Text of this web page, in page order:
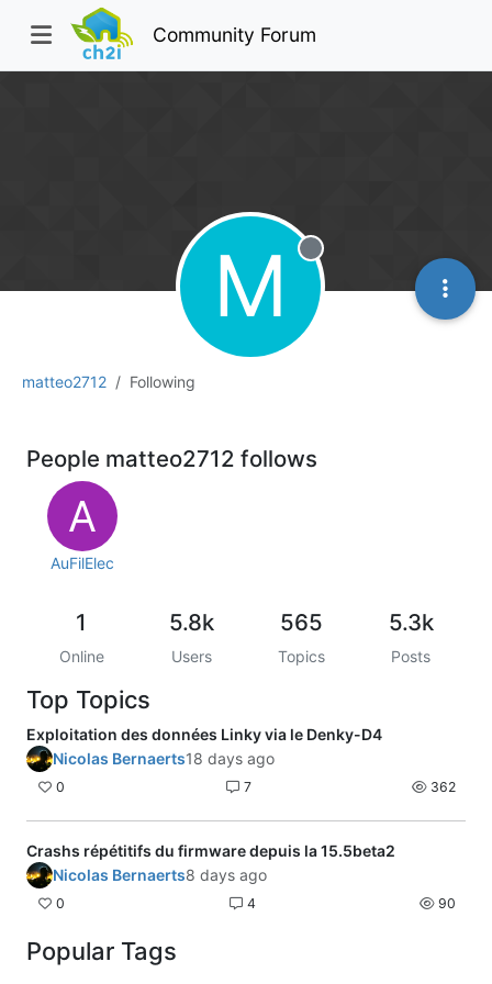
Community Forum
matteo2712 Following
M Offline
People matteo2712 follows
A
AuFilElec
1
Online
5.8k
Users
565
Topics
5.3k
Posts
Top Topics
Exploitation des données Linky via le Denky-D4
Nicolas Bernaerts18 days ago
0 7 362
Crashs répétitifs du firmware depuis la 15.5beta2
Nicolas Bernaerts8 days ago
0 4 90
Popular Tags